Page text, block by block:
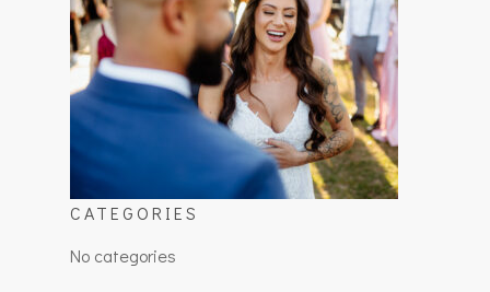
CATEGORIES
No categories